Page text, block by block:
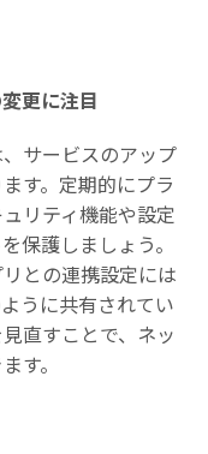
更に注目
サービスのアップ
す。定期的にプラ
リティ機能や設定
保護しましょう。
との連携設定には
うに共有されてい
直すことで、ネッ
す。